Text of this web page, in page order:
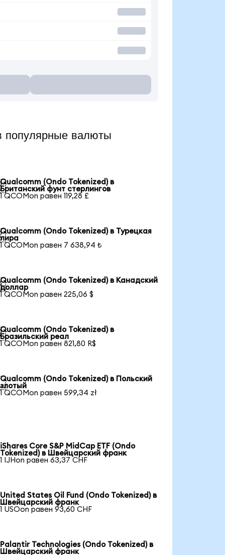
валюты
Qualcomm (Ondo Tokenized) в
Британский фунт стерлингов
1 QCOMon равен 119,28 £
Qualcomm (Ondo Tokenized) в Турецкая
лира
1 QCOMon равен 7 638,94 ₺
Qualcomm (Ondo Tokenized) в Канадский
доллар
1 QCOMon равен 225,06 $
Qualcomm (Ondo Tokenized) в
Бразильский реал
1 QCOMon равен 821,80 R$
Qualcomm (Ondo Tokenized) в Польский
злотый
1 QCOMon равен 599,34 zł
iShares Core S&P MidCap ETF (Ondo
Tokenized) в Швейцарский франк
1 IJHon равен 63,37 CHF
United States Oil Fund (Ondo Tokenized) в
Швейцарский франк
1 USOon равен 93,60 CHF
Palantir Technologies (Ondo Tokenized) в
Швейцарский франк